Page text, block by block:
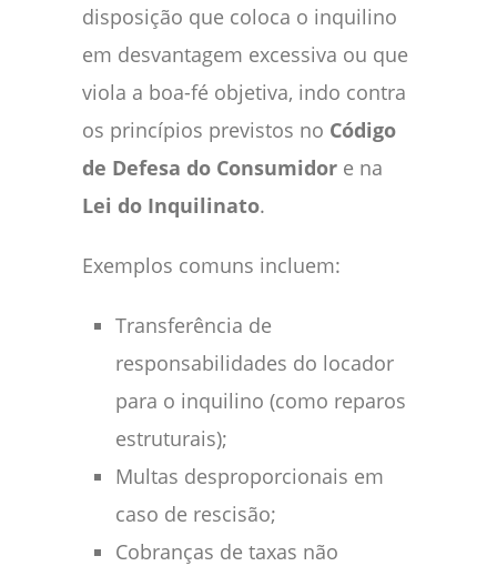
disposição que coloca o inquilino
em desvantagem excessiva ou que
viola a boa-fé objetiva, indo contra
os princípios previstos no Código
de Defesa do Consumidor e na
Lei do Inquilinato.
Exemplos comuns incluem:
Transferência de
responsabilidades do locador
para o inquilino (como reparos
estruturais);
Multas desproporcionais em
caso de rescisão;
Cobranças de taxas não